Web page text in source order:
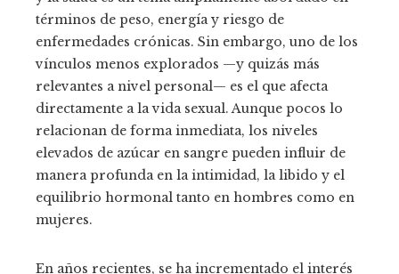
términos de peso, energía y riesgo de
enfermedades crónicas. Sin embargo, uno de los
vínculos menos explorados —y quizás más
relevantes a nivel personal— es el que afecta
directamente a la vida sexual. Aunque pocos lo
relacionan de forma inmediata, los niveles
elevados de azúcar en sangre pueden influir de
manera profunda en la intimidad, la libido y el
equilibrio hormonal tanto en hombres como en
mujeres.
En años recientes, se ha incrementado el interés